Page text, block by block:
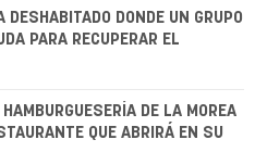
DESHABITADO DONDE UN GRUPO
PARA RECUPERAR EL
DE LA MOREA
QUE ABRIRÁ EN SU